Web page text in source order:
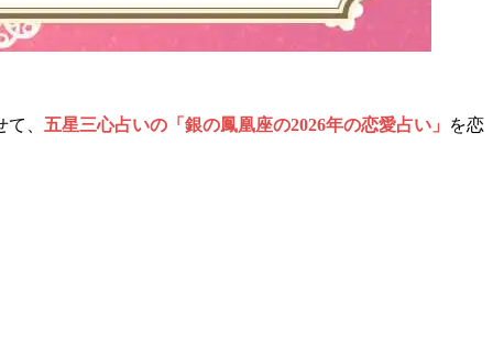
、 五星三心占いの「銀の鳳凰座の2026年の恋愛占い」 を恋